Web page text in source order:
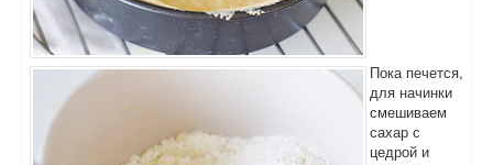
Пока печется,
для начинки
смешиваем
сахар с
цедрой и